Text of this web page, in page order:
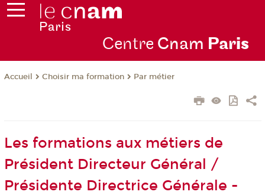
Centre Cnam Paris
Accueil Choisir ma formation Par métier
Les formations aux métiers de
Président Directeur Général /
Présidente Directrice Générale -